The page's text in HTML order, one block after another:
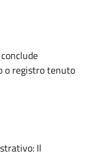
o registro tenuto
Il